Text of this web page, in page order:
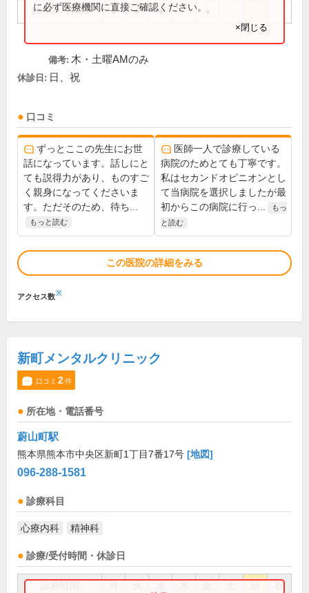
14:00～17:30 ● ● ●
に必ず医療機関に直接ご確認ください。
×閉じる
備考: 木・土曜AMのみ
休診日: 日、祝
口コミ
ずっとここの先生にお世
話になっています。話しにと
ても説得力があり、ものすご
く親身になってくださいま
す。ただそのため、待ち...
もっと読む
医師一人で診療している
病院のためとても丁寧です。
私はセカンドオピニオンとし
て当病院を選択しましたが最
初からこの病院に行っ...
もっ
と読む
この医院の詳細をみる
アクセス数※
新町メンタルクリニック
口コミ 2件
所在地・電話番号
蔚山町駅
熊本県熊本市中央区新町1丁目7番17号 [地図]
096-288-1581
診療科目
心療内科 精神科
診療/受付時間・休診日
祝